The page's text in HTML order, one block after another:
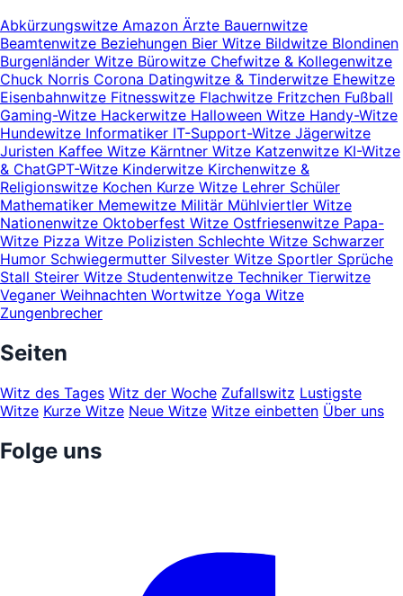
Abkürzungswitze Amazon Ärzte Bauernwitze
Beamtenwitze Beziehungen Bier Witze Bildwitze Blondinen
Burgenländer Witze Bürowitze Chefwitze & Kollegenwitze
Chuck Norris Corona Datingwitze & Tinderwitze Ehewitze
Eisenbahnwitze Fitnesswitze Flachwitze Fritzchen Fußball
Gaming-Witze Hackerwitze Halloween Witze Handy-Witze
Hundewitze Informatiker IT-Support-Witze Jägerwitze
Juristen Kaffee Witze Kärntner Witze Katzenwitze KI-Witze
& ChatGPT-Witze Kinderwitze Kirchenwitze &
Religionswitze Kochen Kurze Witze Lehrer Schüler
Mathematiker Memewitze Militär Mühlviertler Witze
Nationenwitze Oktoberfest Witze Ostfriesenwitze Papa-
Witze Pizza Witze Polizisten Schlechte Witze Schwarzer
Humor Schwiegermutter Silvester Witze Sportler Sprüche
Stall Steirer Witze Studentenwitze Techniker Tierwitze
Veganer Weihnachten Wortwitze Yoga Witze
Zungenbrecher
Seiten
Witz des Tages Witz der Woche Zufallswitz Lustigste
Witze Kurze Witze Neue Witze Witze einbetten Über uns
Folge uns